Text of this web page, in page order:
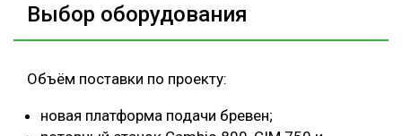
Выбор оборудования
Объём поставки по проекту:
новая платформа подачи бревен;